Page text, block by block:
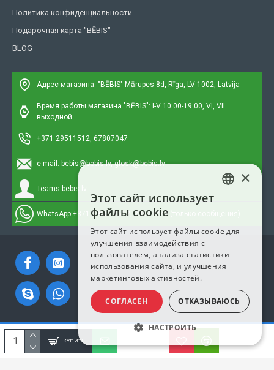
КУПИТЬ
Политика конфиденциальности
Подарочная карта "BĒBIS"
BLOG
Адрес магазина: "BĒBIS" Mārupes 8d, Rīga, LV-1002, Latvija
Время работы магазина "BĒBIS": I-V 10:00-19:00, VI, VII
выходной
+371 29511512, 67807047
e-mail: bebis@bebis.lv, glosk@bebis.lv
Teams: bebis.lv
WhatsApp:+371 295511512, 20579272 (только сообщения)
Copyright © 2023, Bebis.lv, Все права защищены
×
Этот сайт использует
файлы cookie
Этот сайт использует файлы cookie для
улучшения взаимодействия с
пользователем, анализа статистики
использования сайта, и улучшения
маркетинговых активностей.
СОГЛАСЕН ОТКАЗЫВАЮСЬ
НАСТРОИТЬ